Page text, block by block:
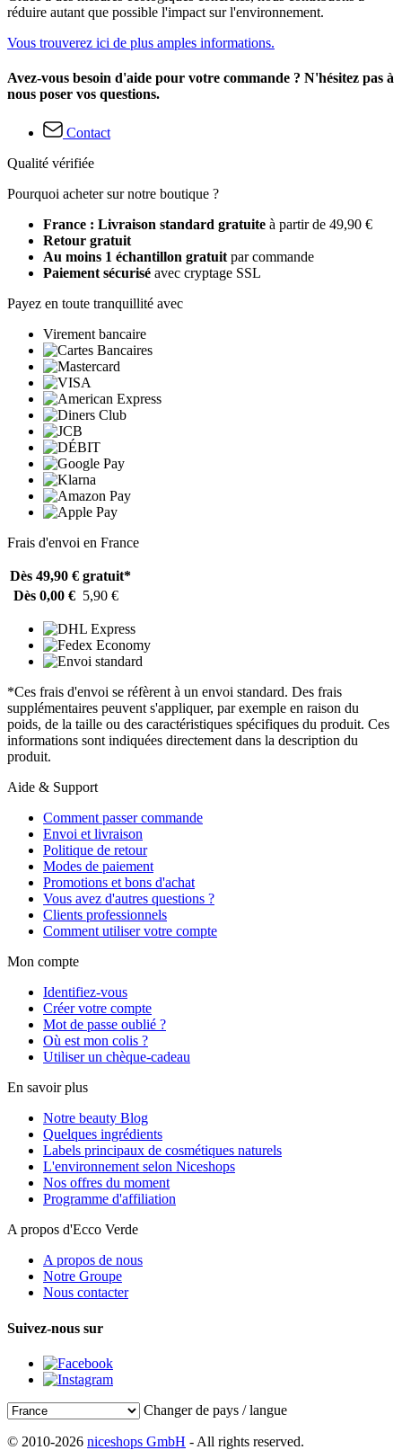
réduire autant que possible l'impact sur l'environnement.
Vous trouverez ici de plus amples informations.
Avez-vous besoin d'aide pour votre commande ? N'hésitez pas à
nous poser vos questions.
Contact
Qualité vérifiée
Pourquoi acheter sur notre boutique ?
France : Livraison standard gratuite à partir de 49,90 €
Retour gratuit
Au moins 1 échantillon gratuitpar commande
Paiement sécurisé avec cryptage SSL
Payez en toute tranquillité avec
Virement bancaire
Frais d'envoi en France
Dès 49,90 € gratuit*
Dès 0,00 € 5,90 €
*Ces frais d'envoi se réfèrent à un envoi standard. Des frais
supplémentaires peuvent s'appliquer, par exemple en raison du
poids, de la taille ou des caractéristiques spécifiques du produit. Ces
informations sont indiquées directement dans la description du
produit.
Aide & Support
Comment passer commande
Envoi et livraison
Politique de retour
Modes de paiement
Promotions et bons d'achat
Vous avez d'autres questions ?
Clients professionnels
Comment utiliser votre compte
Mon compte
Identifiez-vous
Créer votre compte
Mot de passe oublié ?
Où est mon colis ?
Utiliser un chèque-cadeau
En savoir plus
Notre beauty Blog
Quelques ingrédients
Labels principaux de cosmétiques naturels
L'environnement selon Niceshops
Nos offres du moment
Programme d'affiliation
A propos d'Ecco Verde
A propos de nous
Notre Groupe
Nous contacter
Suivez-nous sur
Changer de pays / langue
© 2010-2026 niceshops GmbH - All rights reserved.